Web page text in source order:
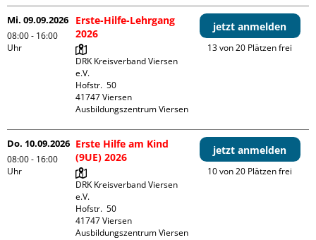
Mi. 09.09.2026
08:00 - 16:00
Uhr
Erste-Hilfe-Lehrgang
2026
DRK Kreisverband Viersen
e.V.
Hofstr.  50
41747 Viersen
Ausbildungszentrum Viersen
jetzt anmelden
13 von 20 Plätzen frei
Do. 10.09.2026
08:00 - 16:00
Uhr
Erste Hilfe am Kind
(9UE) 2026
DRK Kreisverband Viersen
e.V.
Hofstr.  50
41747 Viersen
Ausbildungszentrum Viersen
jetzt anmelden
10 von 20 Plätzen frei